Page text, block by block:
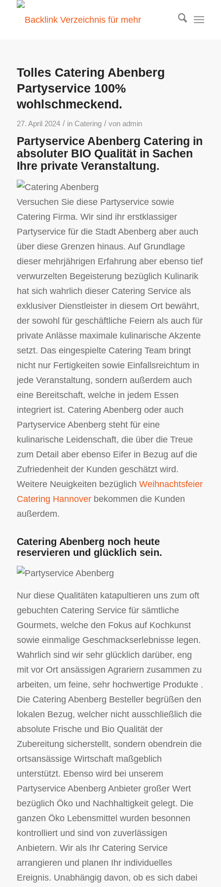
Tolles Catering Abenberg
Partyservice 100%
wohlschmeckend.
27. April 2024 / in Catering / von admin
Partyservice Abenberg Catering in
absoluter BIO Qualität in Sachen
Ihre private Veranstaltung.
Versuchen Sie diese Partyservice sowie
Catering Firma. Wir sind ihr erstklassiger
Partyservice für die Stadt Abenberg aber auch
über diese Grenzen hinaus. Auf Grundlage
dieser mehrjährigen Erfahrung aber ebenso tief
verwurzelten Begeisterung bezüglich Kulinarik
hat sich wahrlich dieser Catering Service als
exklusiver Dienstleister in diesem Ort bewährt,
der sowohl für geschäftliche Feiern als auch für
private Anlässe maximale kulinarische Akzente
setzt. Das eingespielte Catering Team bringt
nicht nur Fertigkeiten sowie Einfallsreichtum in
jede Veranstaltung, sondern außerdem auch
eine Bereitschaft, welche in jedem Essen
integriert ist. Catering Abenberg oder auch
Partyservice Abenberg steht für eine
kulinarische Leidenschaft, die über die Treue
zum Detail aber ebenso Eifer in Bezug auf die
Zufriedenheit der Kunden geschätzt wird.
Weitere Neuigkeiten bezüglich Weihnachtsfeier
Catering Hannoverbekommen die Kunden
außerdem.
Catering Abenberg noch heute
reservieren und glücklich sein.
Nur diese Qualitäten katapultieren uns zum oft
gebuchten Catering Service für sämtliche
Gourmets, welche den Fokus auf Kochkunst
sowie einmalige Geschmackserlebnisse legen.
Wahrlich sind wir sehr glücklich darüber, eng
mit vor Ort ansässigen Agrariern zusammen zu
arbeiten, um feine, sehr hochwertige Produkte .
Die Catering Abenberg Besteller begrüßen den
lokalen Bezug, welcher nicht ausschließlich die
absolute Frische und Bio Qualität der
Zubereitung sicherstellt, sondern obendrein die
ortsansässige Wirtschaft maßgeblich
unterstützt. Ebenso wird bei unserem
Partyservice Abenberg Anbieter großer Wert
bezüglich Öko und Nachhaltigkeit gelegt. Die
ganzen Öko Lebensmittel wurden besonnen
kontrolliert und sind von zuverlässigen
Anbietern. Wir als Ihr Catering Service
arrangieren und planen Ihr individuelles
Ereignis. Unabhängig davon, ob es sich dabei